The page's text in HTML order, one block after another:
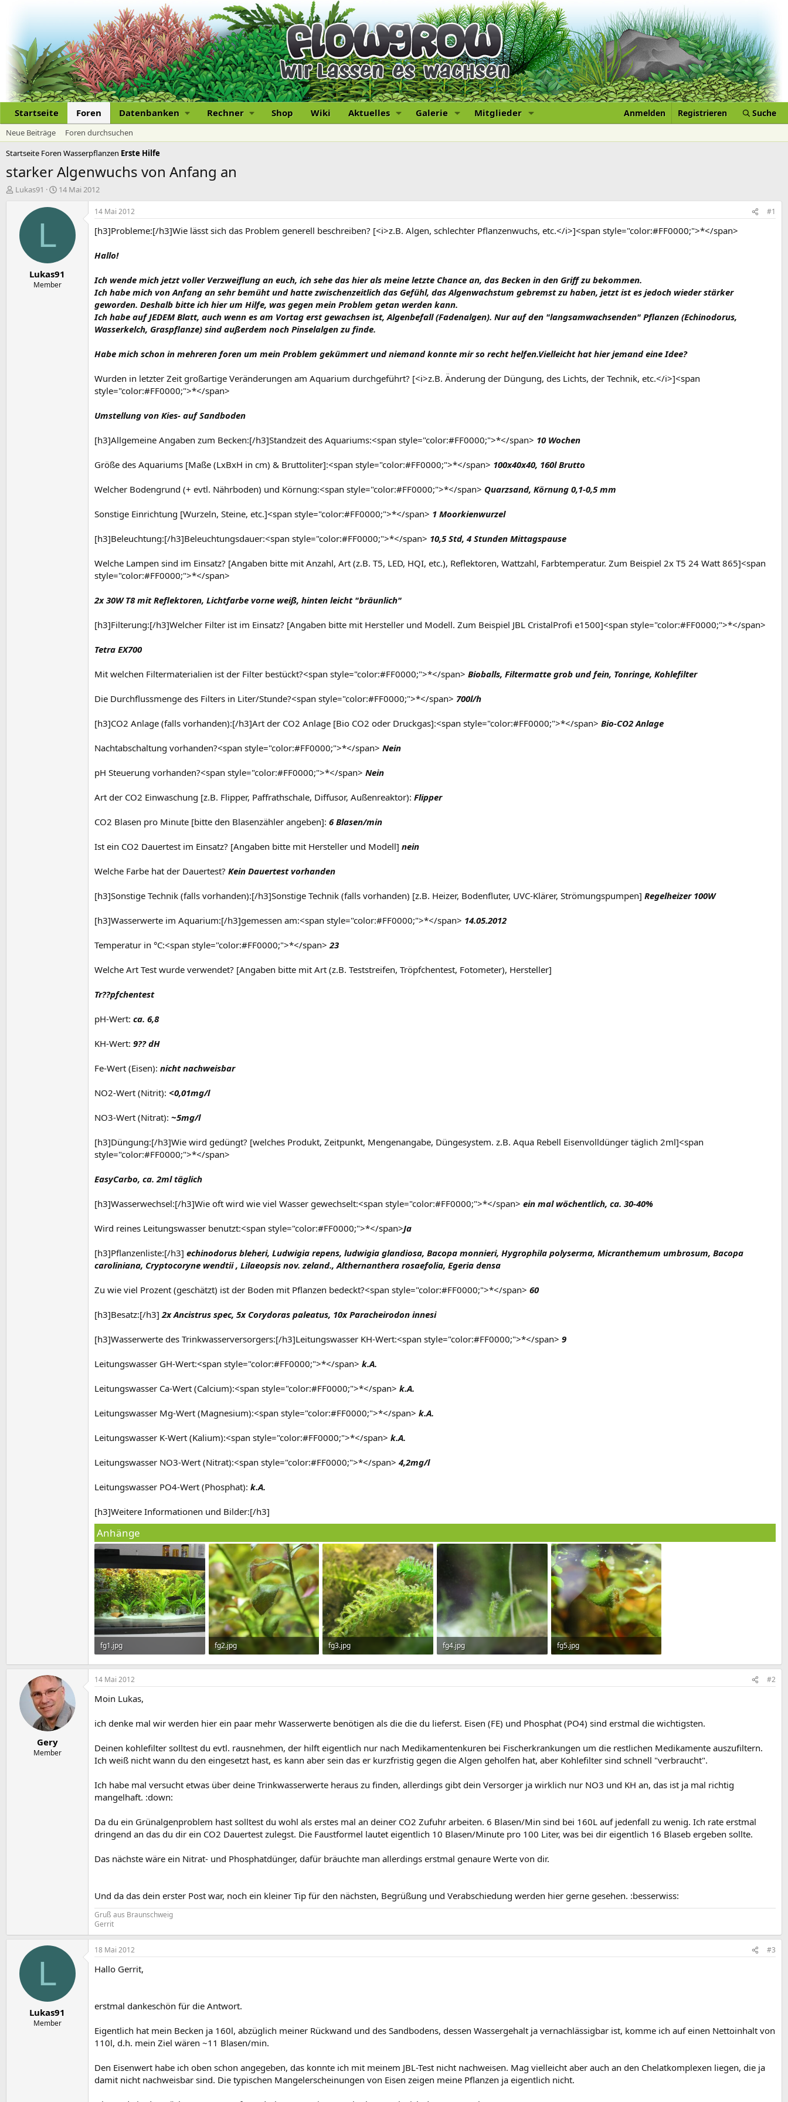
Startseite Foren Datenbanken Rechner Shop Wiki Aktuelles Galerie Mitglieder Anmelden Registrieren Suche
Neue Beiträge
Foren durchsuchen
Startseite Foren Wasserpflanzen Erste Hilfe
starker Algenwuchs von Anfang an
ELukas91
E
s
t
a
m
14 Mai 2012
L
Lukas91
Member
14 Mai 2012 #1
[h3]Probleme:[/h3]Wie lässt sich das Problem generell beschreiben? [<i>z.B. Algen, schlechter Pflanzenwuchs, etc.</i>]<span style="color:#FF0000;">*</span>
Hallo!
Ich wende mich jetzt voller Verzweiflung an euch, ich sehe das hier als meine letzte Chance an, das Becken in den Griff zu bekommen.
Ich habe mich von Anfang an sehr bemüht und hatte zwischenzeitlich das Gefühl, das Algenwachstum gebremst zu haben, jetzt ist es jedoch wieder stärker
geworden. Deshalb bitte ich hier um Hilfe, was gegen mein Problem getan werden kann.
Ich habe auf JEDEM Blatt, auch wenn es am Vortag erst gewachsen ist, Algenbefall (Fadenalgen). Nur auf den "langsamwachsenden" Pflanzen (Echinodorus,
Wasserkelch, Graspflanze) sind außerdem noch Pinselalgen zu finde.
Habe mich schon in mehreren foren um mein Problem gekümmert und niemand konnte mir so recht helfen.Vielleicht hat hier jemand eine Idee?
Wurden in letzter Zeit großartige Veränderungen am Aquarium durchgeführt? [<i>z.B. Änderung der Düngung, des Lichts, der Technik, etc.</i>]<span
style="color:#FF0000;">*</span>
Umstellung von Kies- auf Sandboden
[h3]Allgemeine Angaben zum Becken:[/h3]Standzeit des Aquariums:<span style="color:#FF0000;">*</span> 10 Wochen
Größe des Aquariums [Maße (LxBxH in cm) & Bruttoliter]:<span style="color:#FF0000;">*</span> 100x40x40, 160l Brutto
Welcher Bodengrund (+ evtl. Nährboden) und Körnung:<span style="color:#FF0000;">*</span> Quarzsand, Körnung 0,1-0,5 mm
Sonstige Einrichtung [Wurzeln, Steine, etc.]<span style="color:#FF0000;">*</span> 1 Moorkienwurzel
[h3]Beleuchtung:[/h3]Beleuchtungsdauer:<span style="color:#FF0000;">*</span> 10,5 Std, 4 Stunden Mittagspause
Welche Lampen sind im Einsatz? [Angaben bitte mit Anzahl, Art (z.B. T5, LED, HQI, etc.), Reflektoren, Wattzahl, Farbtemperatur. Zum Beispiel 2x T5 24 Watt 865]<span
style="color:#FF0000;">*</span>
2x 30W T8 mit Reflektoren, Lichtfarbe vorne weiß, hinten leicht "bräunlich"
[h3]Filterung:[/h3]Welcher Filter ist im Einsatz? [Angaben bitte mit Hersteller und Modell. Zum Beispiel JBL CristalProfi e1500]<span style="color:#FF0000;">*</span>
Tetra EX700
Mit welchen Filtermaterialien ist der Filter bestückt?<span style="color:#FF0000;">*</span> Bioballs, Filtermatte grob und fein, Tonringe, Kohlefilter
Die Durchflussmenge des Filters in Liter/Stunde?<span style="color:#FF0000;">*</span> 700l/h
[h3]CO2 Anlage (falls vorhanden):[/h3]Art der CO2 Anlage [Bio CO2 oder Druckgas]:<span style="color:#FF0000;">*</span> Bio-CO2 Anlage
Nachtabschaltung vorhanden?<span style="color:#FF0000;">*</span> Nein
pH Steuerung vorhanden?<span style="color:#FF0000;">*</span> Nein
Art der CO2 Einwaschung [z.B. Flipper, Paffrathschale, Diffusor, Außenreaktor): Flipper
CO2 Blasen pro Minute [bitte den Blasenzähler angeben]: 6 Blasen/min
Ist ein CO2 Dauertest im Einsatz? [Angaben bitte mit Hersteller und Modell] nein
Welche Farbe hat der Dauertest? Kein Dauertest vorhanden
[h3]Sonstige Technik (falls vorhanden):[/h3]Sonstige Technik (falls vorhanden) [z.B. Heizer, Bodenfluter, UVC-Klärer, Strömungspumpen] Regelheizer 100W
[h3]Wasserwerte im Aquarium:[/h3]gemessen am:<span style="color:#FF0000;">*</span> 14.05.2012
Temperatur in °C:<span style="color:#FF0000;">*</span> 23
Welche Art Test wurde verwendet? [Angaben bitte mit Art (z.B. Teststreifen, Tröpfchentest, Fotometer), Hersteller]
Tr??pfchentest
pH-Wert: ca. 6,8
KH-Wert: 9?? dH
Fe-Wert (Eisen): nicht nachweisbar
NO2-Wert (Nitrit): <0,01mg/l
NO3-Wert (Nitrat): ~5mg/l
[h3]Düngung:[/h3]Wie wird gedüngt? [welches Produkt, Zeitpunkt, Mengenangabe, Düngesystem. z.B. Aqua Rebell Eisenvolldünger täglich 2ml]<span
style="color:#FF0000;">*</span>
EasyCarbo, ca. 2ml täglich
[h3]Wasserwechsel:[/h3]Wie oft wird wie viel Wasser gewechselt:<span style="color:#FF0000;">*</span> ein mal wöchentlich, ca. 30-40%
Wird reines Leitungswasser benutzt:<span style="color:#FF0000;">*</span>Ja
[h3]Pflanzenliste:[/h3] echinodorus bleheri, Ludwigia repens, ludwigia glandiosa, Bacopa monnieri, Hygrophila polyserma, Micranthemum umbrosum, Bacopa
caroliniana, Cryptocoryne wendtii , Lilaeopsis nov. zeland., Althernanthera rosaefolia, Egeria densa
Zu wie viel Prozent (geschätzt) ist der Boden mit Pflanzen bedeckt?<span style="color:#FF0000;">*</span> 60
[h3]Besatz:[/h3] 2x Ancistrus spec, 5x Corydoras paleatus, 10x Paracheirodon innesi
[h3]Wasserwerte des Trinkwasserversorgers:[/h3]Leitungswasser KH-Wert:<span style="color:#FF0000;">*</span> 9
Leitungswasser GH-Wert:<span style="color:#FF0000;">*</span> k.A.
Leitungswasser Ca-Wert (Calcium):<span style="color:#FF0000;">*</span> k.A.
Leitungswasser Mg-Wert (Magnesium):<span style="color:#FF0000;">*</span> k.A.
Leitungswasser K-Wert (Kalium):<span style="color:#FF0000;">*</span> k.A.
Leitungswasser NO3-Wert (Nitrat):<span style="color:#FF0000;">*</span> 4,2mg/l
Leitungswasser PO4-Wert (Phosphat): k.A.
[h3]Weitere Informationen und Bilder:[/h3]
Anhänge
fg1.jpg
207 KB · Aufrufe: 1.212
fg2.jpg
165,9 KB · Aufrufe: 1.185
fg3.jpg
210,1 KB · Aufrufe: 1.186
fg4.jpg
137,7 KB · Aufrufe: 1.215
fg5.jpg
157,9 KB · Aufrufe: 1.234
Gery
Member
14 Mai 2012 #2
Moin Lukas,
ich denke mal wir werden hier ein paar mehr Wasserwerte benötigen als die die du lieferst. Eisen (FE) und Phosphat (PO4) sind erstmal die wichtigsten.
Deinen kohlefilter solltest du evtl. rausnehmen, der hilft eigentlich nur nach Medikamentenkuren bei Fischerkrankungen um die restlichen Medikamente auszufiltern.
Ich weiß nicht wann du den eingesetzt hast, es kann aber sein das er kurzfristig gegen die Algen geholfen hat, aber Kohlefilter sind schnell "verbraucht".
Ich habe mal versucht etwas über deine Trinkwasserwerte heraus zu finden, allerdings gibt dein Versorger ja wirklich nur NO3 und KH an, das ist ja mal richtig
mangelhaft. :down:
Da du ein Grünalgenproblem hast solltest du wohl als erstes mal an deiner CO2 Zufuhr arbeiten. 6 Blasen/Min sind bei 160L auf jedenfall zu wenig. Ich rate erstmal
dringend an das du dir ein CO2 Dauertest zulegst. Die Faustformel lautet eigentlich 10 Blasen/Minute pro 100 Liter, was bei dir eigentlich 16 Blaseb ergeben sollte.
Das nächste wäre ein Nitrat- und Phosphatdünger, dafür bräuchte man allerdings erstmal genaure Werte von dir.
Und da das dein erster Post war, noch ein kleiner Tip für den nächsten, Begrüßung und Verabschiedung werden hier gerne gesehen. :besserwiss:
Gruß aus Braunschweig
Gerrit
L
Lukas91
Member
18 Mai 2012 #3
Hallo Gerrit,
erstmal dankeschön für die Antwort.
Eigentlich hat mein Becken ja 160l, abzüglich meiner Rückwand und des Sandbodens, dessen Wassergehalt ja vernachlässigbar ist, komme ich auf einen Nettoinhalt von
110l, d.h. mein Ziel wären ~11 Blasen/min.
Den Eisenwert habe ich oben schon angegeben, das konnte ich mit meinem JBL-Test nicht nachweisen. Mag vielleicht aber auch an den Chelatkomplexen liegen, die ja
damit nicht nachweisbar sind. Die typischen Mangelerscheinungen von Eisen zeigen meine Pflanzen ja eigentlich nicht.